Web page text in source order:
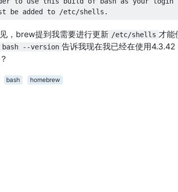
be added to
/etc/shells .
，brew提到我需要进行更新 /etc/shells 才能
bash --version 告诉我现在我已经在使用
bash homebrew